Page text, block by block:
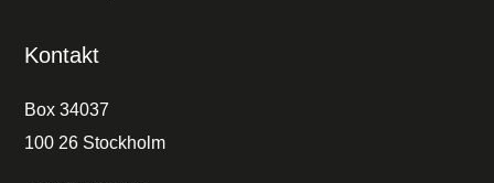
Kontakt
Box 34037
100 26 Stockholm